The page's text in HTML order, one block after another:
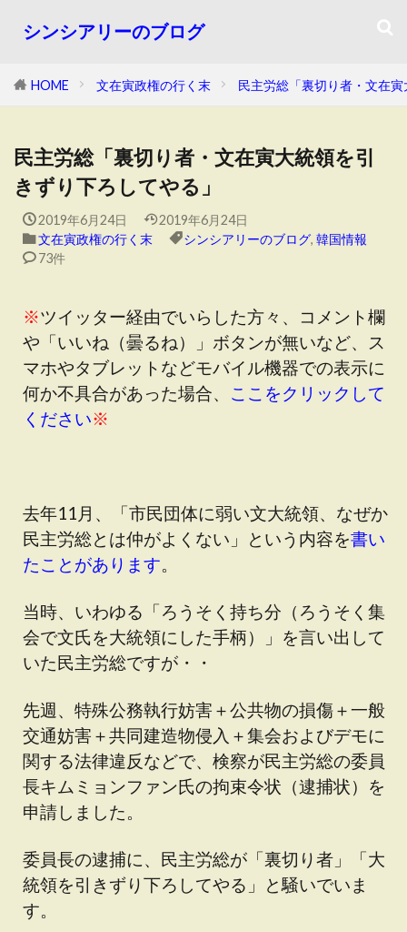
シンシアリーのブログ
HOME 文在寅政権の行く末 民主労総「裏切り者・文在
民主労総「裏切り者・文在寅大統領を引
きずり下ろしてやる」
2019年6月24日
2019年6月24日
文在寅政権の行く末
シンシアリーのブログ, 韓国情報
73件
※ツイッター経由でいらした方々、コメント欄
や「いいね（曇るね）」ボタンが無いなど、ス
マホやタブレットなどモバイル機器での表示に
何か不具合があった場合、 ここをクリックして
ください※
去年11月、「市民団体に弱い文大統領、なぜか
民主労総とは仲がよくない」という内容を書い
たことがあります。
当時、いわゆる「ろうそく持ち分（ろうそく集
会で文氏を大統領にした手柄）」を言い出して
いた民主労総ですが・・
先週、特殊公務執行妨害＋公共物の損傷＋一般
交通妨害＋共同建造物侵入＋集会およびデモに
関する法律違反などで、検察が民主労総の委員
長キムミョンファン氏の拘束令状（逮捕状）を
申請しました。
委員長の逮捕に、民主労総が「裏切り者」「大
統領を引きずり下ろしてやる」と騒いでいま
す。